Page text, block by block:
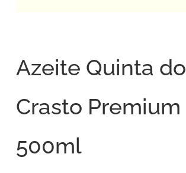
Azeite Quinta do
Crasto Premium
500ml